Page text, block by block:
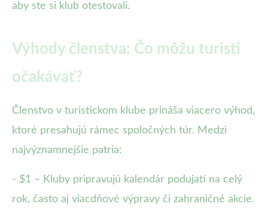
aby ste si klub otestovali.
Výhody členstva: Čo môžu turisti
očakávať?
Členstvo v turistickom klube prináša viacero výhod,
ktoré presahujú rámec spoločných túr. Medzi
najvýznamnejšie patria:
- $1 – Kluby pripravujú kalendár podujatí na celý
rok, často aj viacdňové výpravy či zahraničné akcie.